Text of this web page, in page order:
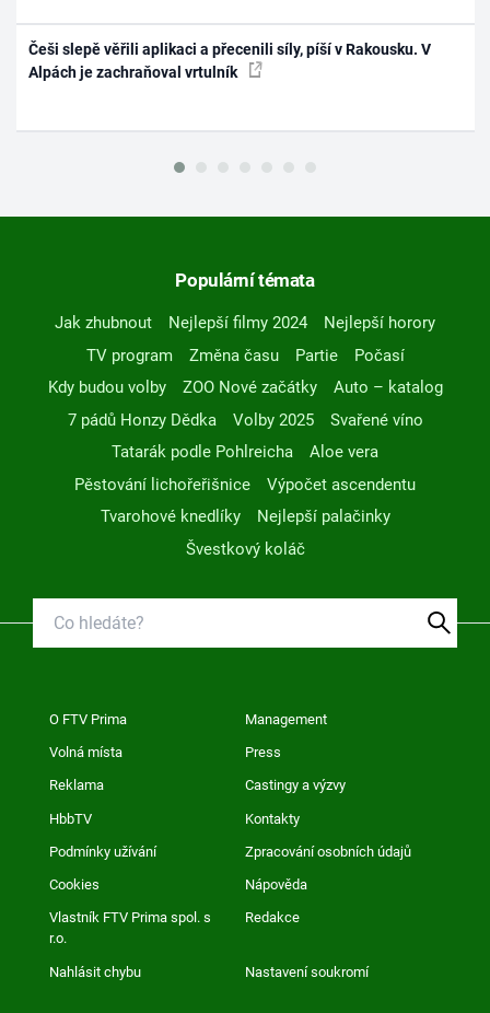
Češi slepě věřili aplikaci a přecenili síly, píší v Rakousku. V
Alpách je zachraňoval vrtulník
Populární témata
Jak zhubnout Nejlepší filmy 2024
Nejlepší horory
TV program
Změna času Partie
Počasí
Kdy budou volby
ZOO Nové začátky
Auto – katalog
7 pádů Honzy Dědka
Volby 2025
Svařené víno
Tatarák podle Pohlreicha
Aloe vera
Pěstování lichořeřišnice
Výpočet ascendentu
Tvarohové knedlíky
Nejlepší palačinky
Švestkový koláč
O FTV Prima Management
Volná místa Press
Reklama Castingy a výzvy
HbbTV Kontakty
Podmínky užívání Zpracování osobních údajů
Cookies Nápověda
Vlastník FTV Prima spol. s
r.o.
Redakce
Nahlásit chybu Nastavení soukromí